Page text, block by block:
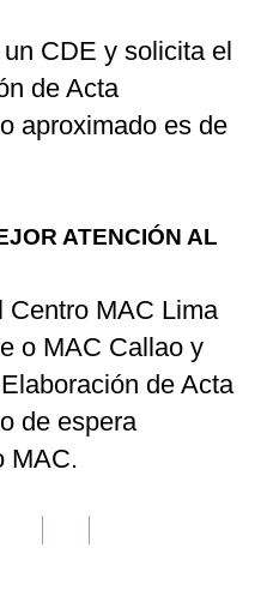
CDE y solicita el
de Acta
aproximado es de
ATENCIÓN AL
Centro MAC Lima
o MAC Callao y
de Acta
de espera
MAC.